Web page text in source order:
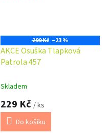
299 Kč –23 %
AKCE Osuška Tlapková
Patrola 457
Skladem
229 Kč / ks
Do košíku